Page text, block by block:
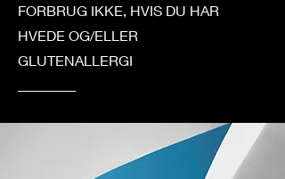
FORBRUG IKKE, HVIS DU HAR
HVEDE OG/ELLER
GLUTENALLERGI